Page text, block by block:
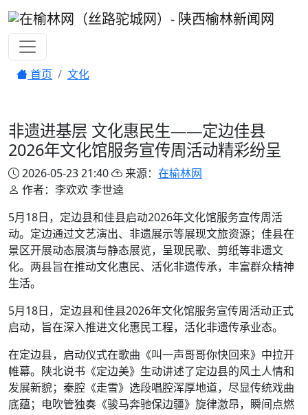
首页 文化
非遗进基层 文化惠民生——定边佳县
2026年文化馆服务宣传周活动精彩纷呈
2026-05-23 21:40 来源： 在榆林网
作者：李欢欢 李世逵
5月18日，定边县和佳县启动2026年文化馆服务宣传周活
动。定边通过文艺演出、非遗展示等展现文旅资源；佳县在
景区开展动态展演与静态展览，呈现民歌、剪纸等非遗文
化。两县旨在推动文化惠民、活化非遗传承，丰富群众精神
生活。
5月18日，定边县和佳县2026年文化馆服务宣传周活动正式
启动，旨在深入推进文化惠民工程，活化非遗传承业态。
在定边县，启动仪式在歌曲《叫一声哥哥你快回来》中拉开
帷幕。陕北说书《定边美》生动讲述了定边县的风土人情和
发展新貌；秦腔《走雪》选段唱腔浑厚地道，尽显传统戏曲
底蕴；电吹管独奏《骏马奔驰保边疆》旋律激昂，瞬间点燃